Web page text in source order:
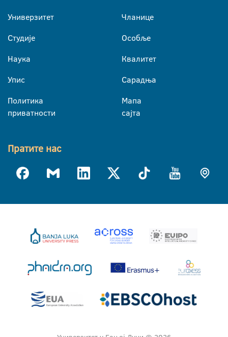
Универзитет
Студије
Наука
Упис
Политика
приватности
Чланице
Особље
Квалитет
Сарадња
Мапа
сајта
Пратите нас